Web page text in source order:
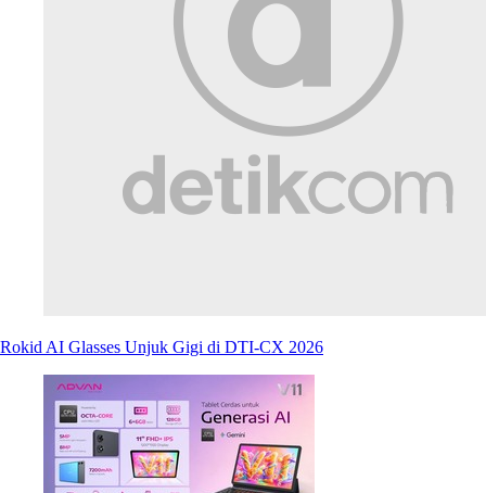
Rokid AI Glasses Unjuk Gigi di DTI-CX 2026